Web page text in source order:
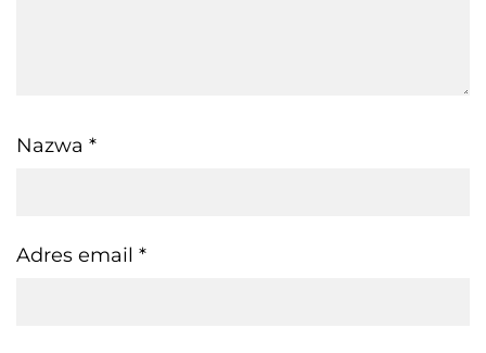
Nazwa *
Adres email *